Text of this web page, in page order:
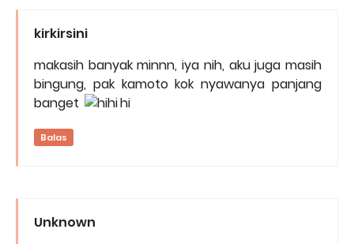
kirkirsini
makasih banyak minnn, iya nih, aku juga masih
bingung, pak kamoto kok nyawanya panjang
banget
hi
Balas
Unknown